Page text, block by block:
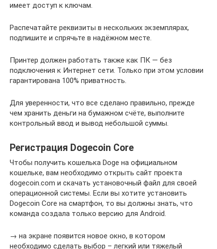
имеет доступ к ключам.
Распечатайте реквизиты в нескольких экземплярах,
подпишите и спрячьте в надёжном месте.
Принтер должен работать также как ПК — без
подключения к Интернет сети. Только при этом условии
гарантирована 100% приватность.
Для уверенности, что все сделано правильно, прежде
чем хранить деньги на бумажном счёте, выполните
контрольный ввод и вывод небольшой суммы.
Регистрация Dogecoin Core
Чтобы получить кошелька Doge на официальном
кошельке, вам необходимо открыть сайт проекта
dogecoin.com и скачать установочный файл для своей
операционной системы. Если вы хотите установить
Dogecoin Core на смартфон, то вы должны знать, что
команда создала только версию для Android.
→ на экране появится новое окно, в котором
необходимо сделать выбор – легкий или тяжелый